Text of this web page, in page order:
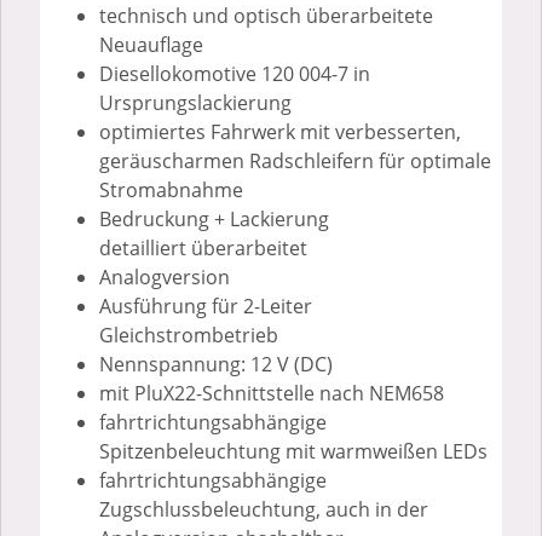
technisch und optisch überarbeitete
Neuauflage
Diesellokomotive 120 004-7 in
Ursprungslackierung
optimiertes Fahrwerk mit verbesserten,
geräuscharmen Radschleifern für optimale
Stromabnahme
Bedruckung + Lackierung
detailliert überarbeitet
Analogversion
Ausführung für 2-Leiter
Gleichstrombetrieb
Nennspannung: 12 V (DC)
mit PluX22-Schnittstelle nach NEM658
fahrtrichtungsabhängige
Spitzenbeleuchtung mit warmweißen LEDs
fahrtrichtungsabhängige
Zugschlussbeleuchtung, auch in der